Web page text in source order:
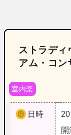
ストラディ
アム・コン
室内楽
日時